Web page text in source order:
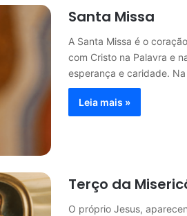
Santa Missa
A Santa Missa é o
com Cristo na Palavra e
esperança e caridade.
Leia mais »
Terço da
O próprio Jesus,